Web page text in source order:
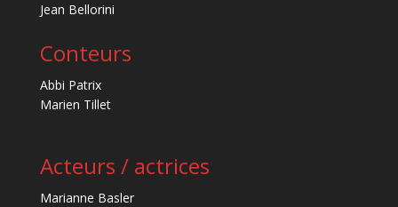
Jean Bellorini
Conteurs
Abbi Patrix
Marien Tillet
Acteurs / actrices
Marianne Basler